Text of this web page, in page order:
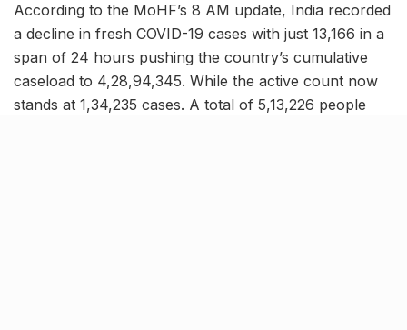
According to the MoHF’s 8 AM update, India recorded
a decline in fresh COVID-19 cases with just 13,166 in a
span of 24 hours pushing the country’s cumulative
caseload to 4,28,94,345. While the active count now
stands at 1,34,235 cases. A total of 5,13,226 people